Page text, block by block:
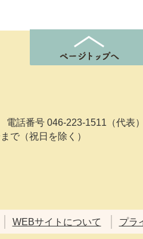
電話番号 046-223-1511（代表）
で（祝日を除く）
WEBサイトについて プラ